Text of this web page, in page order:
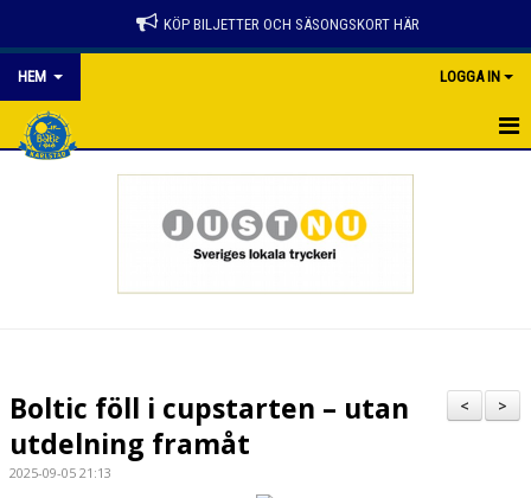
KÖP BILJETTER OCH SÄSONGSKORT HÄR
HEM LOGGA IN
GÅ PÅ MATCH
BILJETTER
>
<
Boltic föll i cupstarten – utan
utdelning framåt
2025-09-05 21:13